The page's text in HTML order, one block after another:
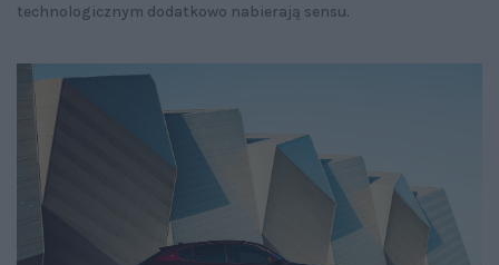
technologicznym dodatkowo nabierają sensu.